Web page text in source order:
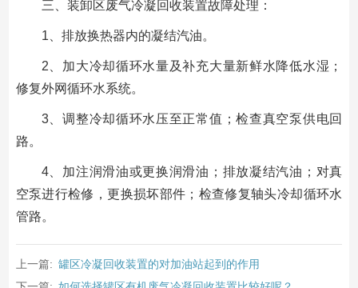
三、装卸区废气冷凝回收装置故障处理：
1、排放换热器内的凝结汽油。
2、加大冷却循环水量及补充大量新鲜水降低水湿；
修复外网循环水系统。
3、调整冷却循环水压至正常值；检查真空泵供电回
路。
4、加注润滑油或更换润滑油；排放凝结汽油；对真
空泵进行检修，更换损坏部件；检查修复轴头冷却循环水
管路。
上一篇: 罐区冷凝回收装置的对加油站起到的作用